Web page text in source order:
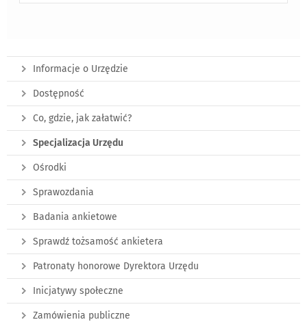
Informacje o Urzędzie
Dostępność
Co, gdzie, jak załatwić?
Specjalizacja Urzędu
Ośrodki
Sprawozdania
Badania ankietowe
Sprawdź tożsamość ankietera
Patronaty honorowe Dyrektora Urzędu
Inicjatywy społeczne
Zamówienia publiczne